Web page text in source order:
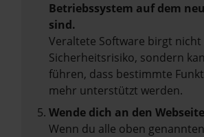
Betriebssystem auf dem
sind.
Veraltete Software birgt
Sicherheitsrisiko, sondern
führen, dass bestimmte
mehr unterstützt werden.
Wende dich an den
Wenn du alle oben